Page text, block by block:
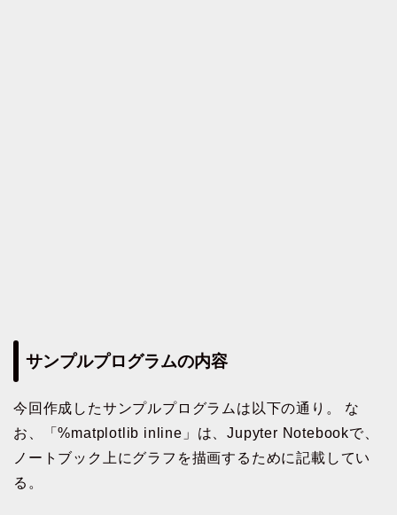
サンプルプログラムの内容
今回作成したサンプルプログラムは以下の通り。 な
お、「%matplotlib inline」は、Jupyter Notebookで、
ノートブック上にグラフを描画するために記載してい
る。